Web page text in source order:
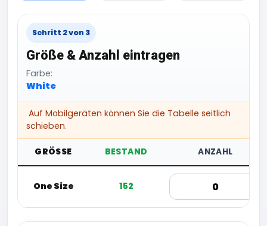
Schritt 2 von 3
Größe & Anzahl eintragen
Farbe:
White
Auf Mobilgeräten können Sie die Tabelle seitlich
schieben.
GRÖSSE BESTAND ANZAHL
One Size 152